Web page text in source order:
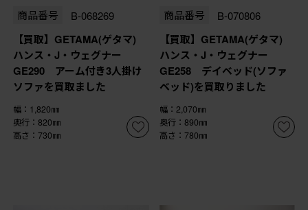
商品番号 B-068269
【買取】GETAMA(ゲタマ)
ハンス・J・ウェグナー
GE290 アーム付き3人掛け
ソファを買取ました
幅：1,820㎜
奥行：820㎜
高さ：730㎜
商品番号 B-070806
【買取】GETAMA(ゲタマ)
ハンス・J・ウェグナー
GE258 デイベッド(ソファ
ベッド)を買取りました
幅：2,070㎜
奥行：890㎜
高さ：780㎜